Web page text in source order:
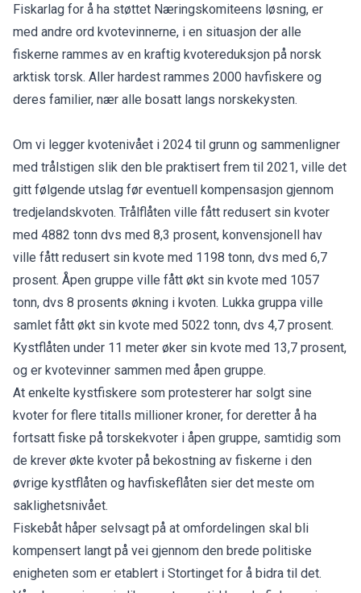
Fiskarlag for å ha støttet Næringskomiteens løsning, er
med andre ord kvotevinnerne, i en situasjon der alle
fiskerne rammes av en kraftig kvotereduksjon på norsk
arktisk torsk. Aller hardest rammes 2000 havfiskere og
deres familier, nær alle bosatt langs norskekysten.
Om vi legger kvotenivået i 2024 til grunn og sammenligner
med trålstigen slik den ble praktisert frem til 2021, ville det
gitt følgende utslag før eventuell kompensasjon gjennom
tredjelandskvoten. Trålflåten ville fått redusert sin kvoter
med 4882 tonn dvs med 8,3 prosent, konvensjonell hav
ville fått redusert sin kvote med 1198 tonn, dvs med 6,7
prosent. Åpen gruppe ville fått økt sin kvote med 1057
tonn, dvs 8 prosents økning i kvoten. Lukka gruppa ville
samlet fått økt sin kvote med 5022 tonn, dvs 4,7 prosent.
Kystflåten under 11 meter øker sin kvote med 13,7 prosent,
og er kvotevinner sammen med åpen gruppe.
At enkelte kystfiskere som protesterer har solgt sine
kvoter for flere titalls millioner kroner, for deretter å ha
fortsatt fiske på torskekvoter i åpen gruppe, samtidig som
de krever økte kvoter på bekostning av fiskerne i den
øvrige kystflåten og havfiskeflåten sier det meste om
saklighetsnivået.
Fiskebåt håper selvsagt på at omfordelingen skal bli
kompensert langt på vei gjennom den brede politiske
enigheten som er etablert i Stortinget for å bidra til det.